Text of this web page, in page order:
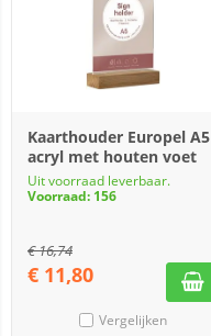
Kaarthouder Europel A5
acryl met houten voet
Uit voorraad leverbaar.
Voorraad: 156
€16,74
€ 11,80
Vergelijken